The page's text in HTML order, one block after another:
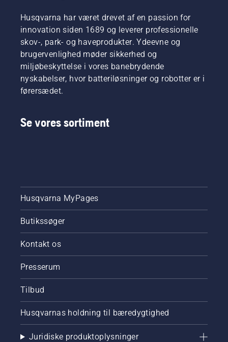
Husqvarna har været drevet af en passion for
innovation siden 1689 og leverer professionelle
skov-, park- og haveprodukter. Ydeevne og
brugervenlighed møder sikkerhed og
miljøbeskyttelse i vores banebrydende
nyskabelser, hvor batteriløsninger og robotter er i
førersædet.
Se vores sortiment
Husqvarna MyPages
Butikssøger
Kontakt os
Presserum
Tilbud
Husqvarnas holdning til bæredygtighed
Juridiske produktoplysninger